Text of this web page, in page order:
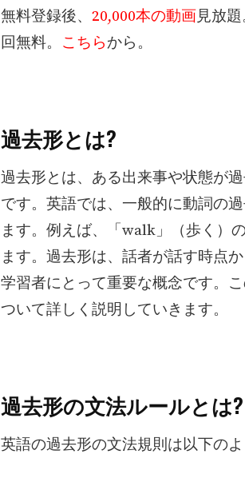
無料登録後、 20,000本の動画見放
回無料。 こちらから。
過去形とは?
過去形とは、ある出来事や状態が
です。英語では、一般的に動詞の
ます。例えば、「walk」（歩く）
ます。過去形は、話者が話す時点
学習者にとって重要な概念です。
ついて詳しく説明していきます。
過去形の文法ルールとは?
英語の過去形の文法規則は以下のよ